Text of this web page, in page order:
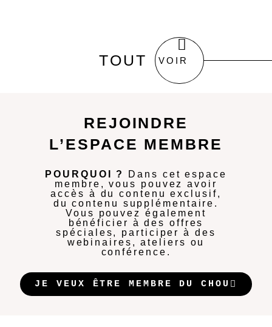
TOUT VOIR
REJOINDRE
L’ESPACE MEMBRE
POURQUOI ?
Dans cet espace
membre, vous pouvez avoir
accès à du contenu exclusif,
du contenu supplémentaire.
Vous pouvez également
bénéficier à des offres
spéciales, participer à des
webinaires, ateliers ou
conférence.
JE VEUX ÊTRE MEMBRE DU CHOU